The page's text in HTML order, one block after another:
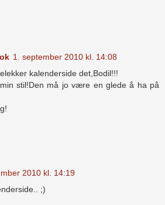
1. september 2010 kl. 14:08
kalenderside det,Bodil!!!
stil!Den må jo være en glede å ha på
2010 kl. 14:19
;)